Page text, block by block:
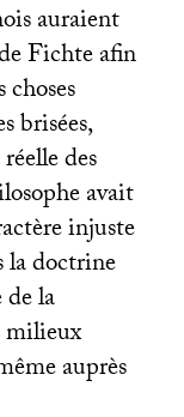
auraient
Fichte afin
brisées,
des
avait
injuste
la doctrine
la
milieux
auprès